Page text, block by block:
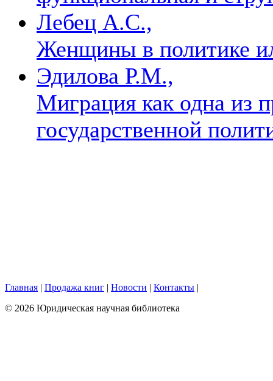
Лебец А.С.,
Женщины в политике
Эдилова Р.М.,
Миграция как одна из
государственной
Главная | Продажа книг | Новости | Контакты |
© 2026 Юридическая научная библиотека